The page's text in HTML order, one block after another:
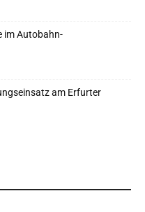
im Autobahn-
am Erfurter